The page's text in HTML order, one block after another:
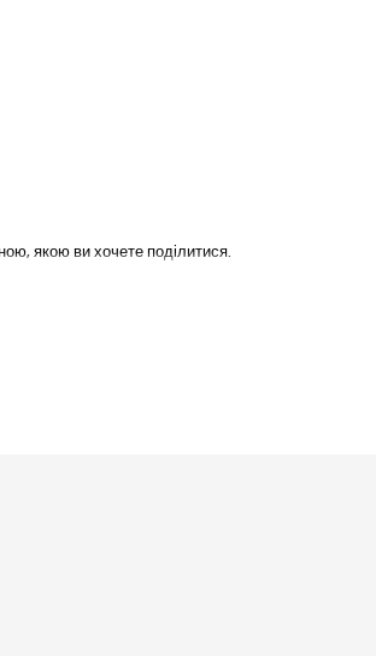
якою ви хочете поділитися.